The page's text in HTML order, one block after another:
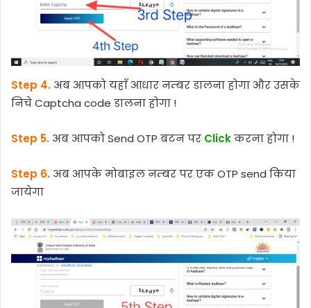
Step 4. अब आपको यहाँ आधार नम्बर डालना होगा और उसके
निचे Captcha code डालना होगा !
Step 5. अब आपको Send OTP बटन पर Clickकरना होगा !
Step 6. अब आपके मोबाइल नम्बर पर एक OTP send किया
जायेगा